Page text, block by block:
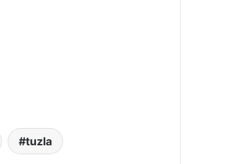
tuzla